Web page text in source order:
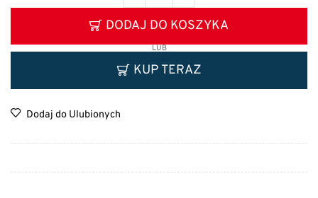
DODAJ DO KOSZYKA
LUB
KUP TERAZ
Dodaj do Ulubionych